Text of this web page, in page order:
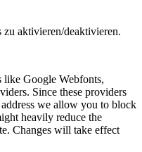
aktivieren/deaktivieren.
like Google Webfonts,
Since these providers
we allow you to block
heavily reduce the
Changes will take effect